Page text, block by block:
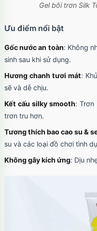
Gel bôi trơn Silk
Ưu điểm nổi bật
Gốc nước an toàn: Không
sinh sau khi sử dụng.
Hương chanh tươi mát:
sẽ và dễ chịu.
Kết cấu silky smooth: Trơn
trơn tru hơn.
Tương thích bao cao su &
su và các loại đồ chơi tình
Không gây kích ứng: Dịu